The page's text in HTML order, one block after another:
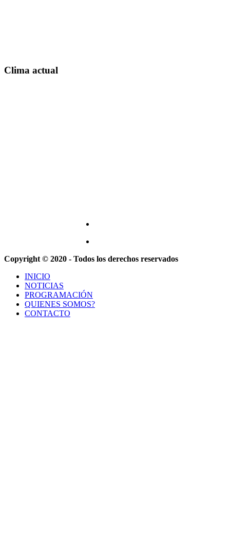
Clima actual
Copyright © 2020 - Todos los derechos reservados
INICIO
NOTICIAS
PROGRAMACIÓN
QUIENES SOMOS?
CONTACTO